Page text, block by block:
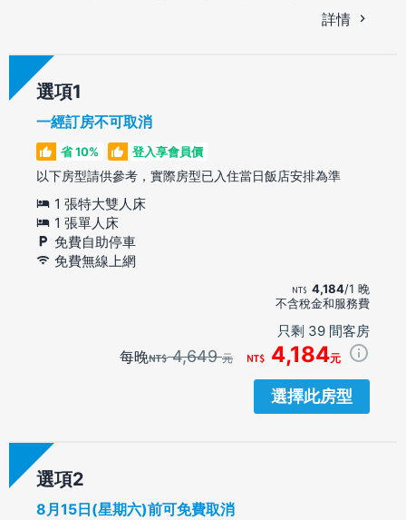
詳情
選項
一經訂房不可取消
省 10% 登入享會員價
以下房型請供參考，實際房型已入住當日飯店安排為準
1 張特大雙人床
1 張單人床
免費自助停車
免費無線上網
4,184/1 晚
不含稅金和服務費
只剩 39 間客房
每晚 4,649元 4,184元
選擇此房型
選項
8月15日(星期六)前可免費取消